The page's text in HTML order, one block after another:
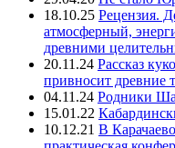
18.10.25 Рецензия.
атмосферный,
древними
20.11.24 Рассказ
привносит древние
04.11.24 Родники
15.01.22
10.12.21 В